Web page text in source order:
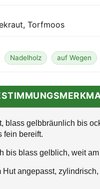
Torfmoos
Nadelholz auf Wegen
blass gelbbräunlich bis
fein bereift.
bis blass gelblich, weit
Hut angepasst,